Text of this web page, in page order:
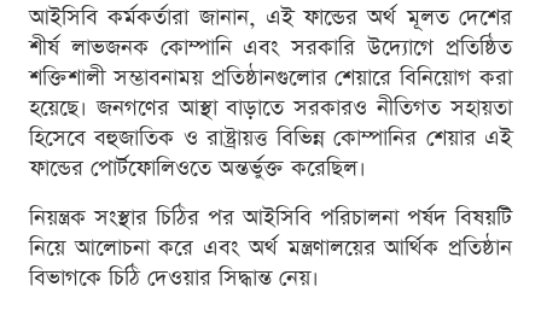
আইসিবি কর্মকর্তারা জানান, এই ফান্ডের অর্থ মূলত দেশের
শীর্ষ লাভজনক কোম্পানি এবং সরকারি উদ্যোগে প্রতিষ্ঠিত
শক্তিশালী সম্ভাবনাময় প্রতিষ্ঠানগুলোর শেয়ারে বিনিয়োগ করা
হয়েছে। জনগণের আস্থা বাড়াতে সরকারও নীতিগত সহায়তা
হিসেবে বহুজাতিক ও রাষ্ট্রায়ত্ত বিভিন্ন কোম্পানির শেয়ার এই
ফান্ডের পোর্টফোলিওতে অন্তর্ভুক্ত করেছিল।
নিয়ন্ত্রক সংস্থার চিঠির পর আইসিবি পরিচালনা পর্ষদ বিষয়টি
নিয়ে আলোচনা করে এবং অর্থ মন্ত্রণালয়ের আর্থিক প্রতিষ্ঠান
বিভাগকে চিঠি দেওয়ার সিদ্ধান্ত নেয়।